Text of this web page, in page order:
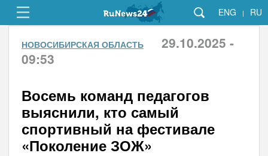
ENG | RU
НОВОСИБИРСКАЯ ОБЛАСТЬ
29.10.2025 -
09:53
Восемь команд педагогов
выяснили, кто самый
спортивный на фестивале
«Поколение ЗОЖ»